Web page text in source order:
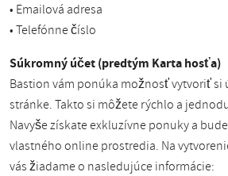
• Emailová adresa
• Telefónne číslo
Súkromný účet (predtým Karta hosťa)
Bastion vám ponúka možnosť vytvoriť si
stránke. Takto si môžete rýchlo a
Navyše získate exkluzívne ponuky a
vlastného online prostredia. Na
vás žiadame o nasledujúce informácie: